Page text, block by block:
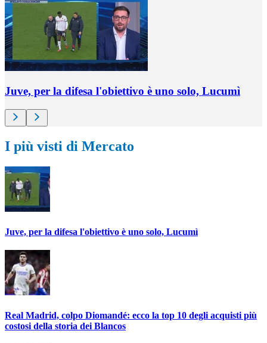
Juve, per la difesa l'obiettivo è uno solo, Lucumì
I più visti di Mercato
Juve, per la difesa l'obiettivo è uno solo, Lucumì
Real Madrid, colpo Diomandé: ecco la top 10 degli acquisti più
costosi della storia dei Blancos